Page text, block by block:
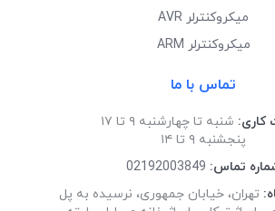
میکروکنترلر AVR
میکروکنترلر ARM
تماس با ما
کاری: شنبه تا چهارشنبه ۹ تا ۱۷
پنجشنبه ۹ تا ۱۴
تماس: 02192003849
تهران، خیابان جمهوری، نرسیده به پل